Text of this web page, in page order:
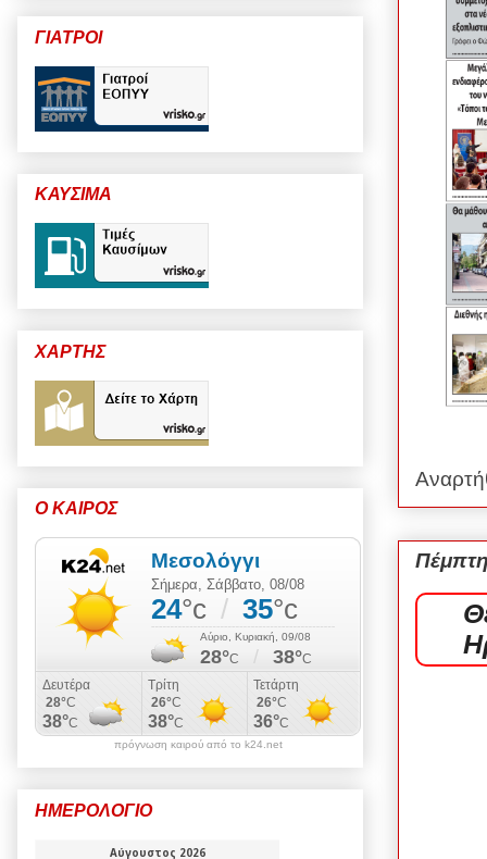
ΓΙΑΤΡΟΙ
ΚΑΥΣΙΜΑ
ΧΑΡΤΗΣ
Ο ΚΑΙΡΟΣ
πρόγνωση καιρού από το k24.net
ΗΜΕΡΟΛΟΓΙΟ